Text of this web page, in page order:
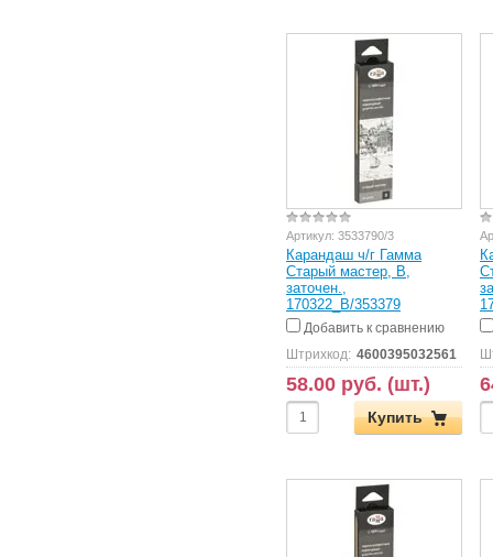
Артикул: 3533790/3
Карандаш ч/г Гамма
Старый мастер, B,
заточен.,
170322_B/353379
Добавить к сравнению
Штрихкод: 4600395032561
58.00 руб. (шт.)
Купить